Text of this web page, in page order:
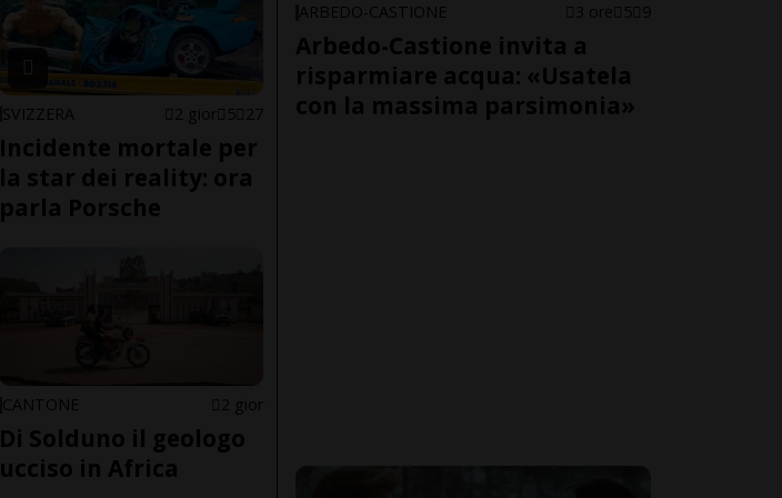
SVIZZERA 2 gior 5 27
Incidente mortale per
la star dei reality: ora
parla Porsche
CANTONE 2 gior
Di Solduno il geologo
ucciso in Africa
ARBEDO-CASTIONE 3 ore 5 9
Arbedo-Castione invita a
risparmiare acqua: «Usatela
con la massima parsimonia»